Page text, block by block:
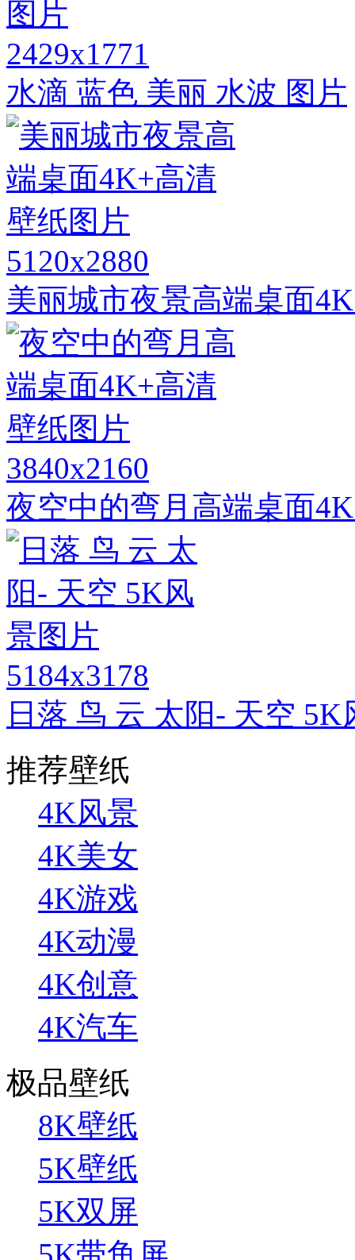
2429x1771
水滴 蓝色 美丽 水波 图片
5120x2880
美丽城市夜景高端桌面
3840x2160
夜空中的弯月高端桌面
5184x3178
日落 鸟 云 太阳- 天空 5K
推荐壁纸
4K风景
4K美女
4K游戏
4K动漫
4K创意
4K汽车
极品壁纸
8K壁纸
5K壁纸
5K双屏